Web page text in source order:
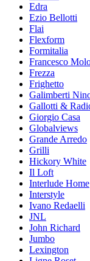
Edra
Ezio Bellotti
Flai
Flexform
Formitalia
Francesco
Frezza
Frighetto
Galimberti
Gallotti &
Giorgio Casa
Globalviews
Grande Arredo
Grilli
Hickory White
Il Loft
Interlude Home
Interstyle
Ivano Redaelli
JNL
John Richard
Jumbo
Lexington